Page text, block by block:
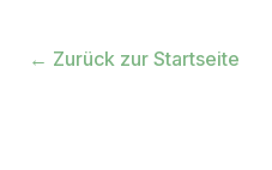
← Zurück zur Startseite